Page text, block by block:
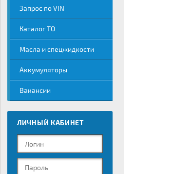
Запрос по VIN
Каталог ТО
Масла и спецжидкости
Аккумуляторы
Вакансии
ЛИЧНЫЙ КАБИНЕТ